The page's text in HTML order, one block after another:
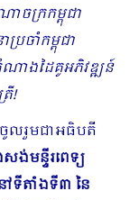
ាចក្រកម្ពុជា
រចាំកម្ពុជា
ណាងដៃគូអភិវឌ្ឍន៍
!
ចូលរួមជាអធិបតី
ង់មន្ទីរពេទ្យ
ទីតាំងទី៣ នៃ